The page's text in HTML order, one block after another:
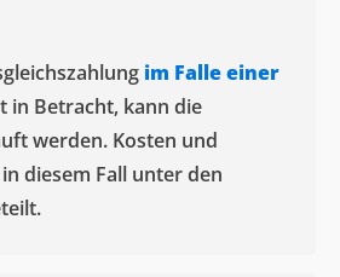
im Falle einer
in Betracht, kann die
werden. Kosten und
diesem Fall unter den